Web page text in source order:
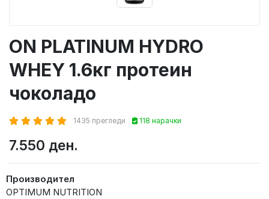
ON PLATINUM HYDRO
WHEY 1.6кг протеин
чоколадо
1435 прегледи 118 нарачки
7.550 ден.
Производител
OPTIMUM NUTRITION